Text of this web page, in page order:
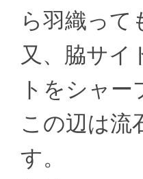
ら羽織って
又、脇サイ
トをシャ
この辺は流
す。